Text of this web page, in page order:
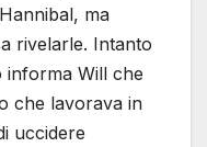
ma
rivelarle. Intanto
informa Will che
che lavorava in
uccidere